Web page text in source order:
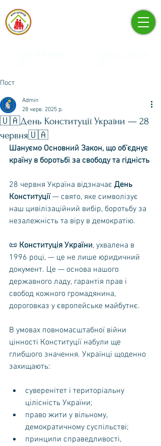
Пост
🇺🇦День Конституції України — 28
червня🇺🇦
Admin
28 черв. 2025 р.
Шануємо Основний Закон, що об’єднує
країну в боротьбі за свободу та гідність
28 червня Україна відзначає День
Конституції — свято, яке символізує
наш цивілізаційний вибір, боротьбу за
незалежність та віру в демократію.
📜 Конституція України, ухвалена в
1996 році, — це не лише юридичний
документ. Це — основа нашого
державного ладу, гарантія прав і
свобод кожного громадянина,
дороговказ у європейське майбутнє.
В умовах повномасштабної війни
цінності Конституції набули ще
глибшого значення. Українці щоденно
захищають:
суверенітет і територіальну
цілісність України;
право жити у вільному,
демократичному суспільстві;
принципи справедливості,